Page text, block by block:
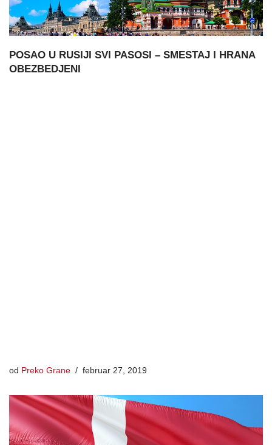
POSAO U RUSIJI SVI PASOSI – SMESTAJ I HRANA
OBEZBEDJENI
od Preko Grane februar 27, 2019